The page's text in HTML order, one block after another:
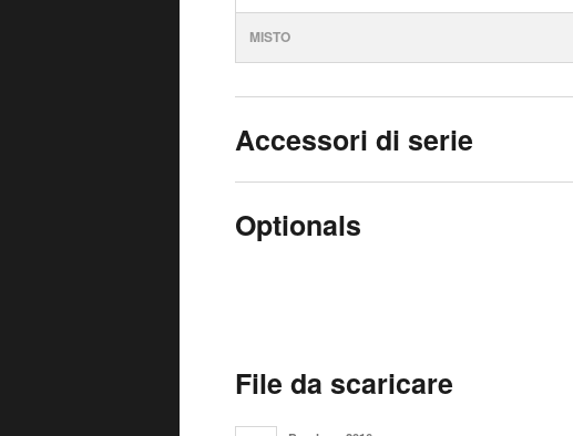
MISTO
Accessori di serie
Optionals
File da scaricare